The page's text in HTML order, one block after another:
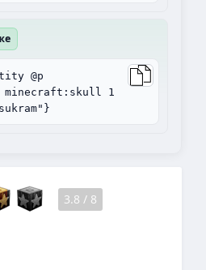
@p
minecraft:skull 1
3.8 / 8